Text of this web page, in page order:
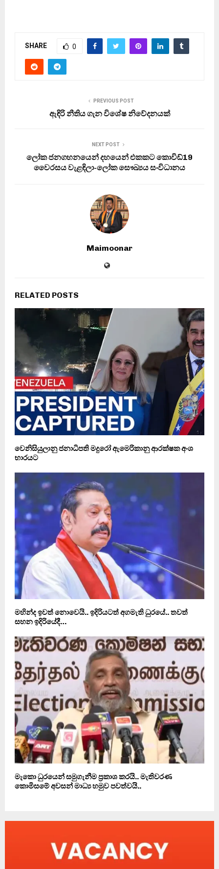
SHARE 0
PREVIOUS POST
ඇඳිරි නීතිය ගැන විශේෂ නිවේදනයක්
NEXT POST
ලෝක ජනගහනයෙන් දහයෙන් එකකට කොවිඩ්19
වෛරසය වැළඳිලා-ලෝක සෞඛ්‍යය සංවිධානය
Maimoonar
RELATED POSTS
වෙනිසියුලානු ජනාධිපති මදුරෝ ඇමෙරිකානු ආරක්ෂක අංශ
භාරයට
මහින්ද ඉවත් නොවෙයි.. ඉදිරියටත් අගමැති ධුරයේ.. තවත්
සහන ඉදිරියේදී…
මැකො ධුරයෙන් සමුගැනීම ප‍්‍රකාශ කරයි.. මැතිවරණ
කොමිසමේ අවසන් මාධ්‍ය හමුව පවත්වයි..